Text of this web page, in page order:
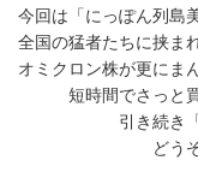
今回は「にっぽん列島
全国の猛者たちに挟ま
オミクロン株が更にま
短時間でさっと買
引き続き「ア
どうぞよろし